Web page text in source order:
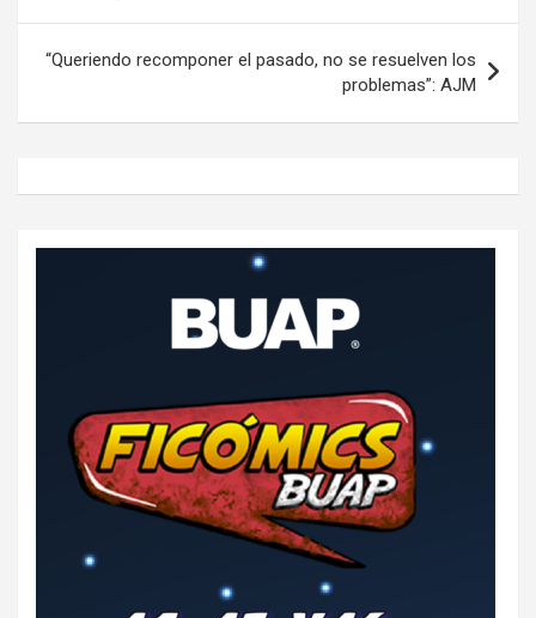
entradas
“Queriendo recomponer el pasado, no se resuelven los
problemas”: AJM